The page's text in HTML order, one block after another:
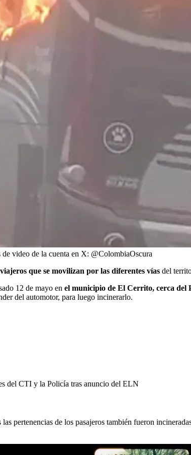
de video de la cuenta en X: @ColombiaOscura
que se movilizan por las diferentes vías del
12 de mayo en el municipio de El Cerrito, cerca del
del automotor, para luego incinerarlo.
del CTI y la Policía tras anuncio del ELN
pertenencias de los pasajeros también fueron